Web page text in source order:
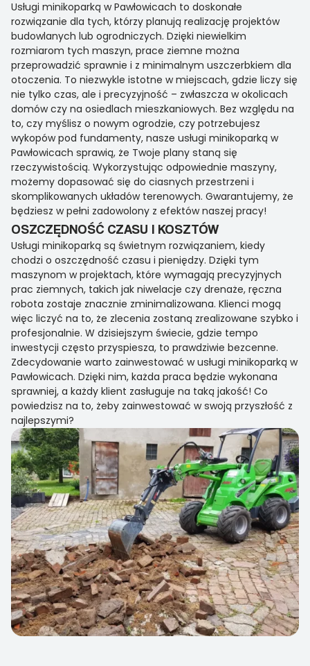
Usługi minikoparką w Pawłowicach to doskonałe
rozwiązanie dla tych, którzy planują realizację projektów
budowlanych lub ogrodniczych. Dzięki niewielkim
rozmiarom tych maszyn, prace ziemne można
przeprowadzić sprawnie i z minimalnym uszczerbkiem dla
otoczenia. To niezwykle istotne w miejscach, gdzie liczy się
nie tylko czas, ale i precyzyjność – zwłaszcza w okolicach
domów czy na osiedlach mieszkaniowych. Bez względu na
to, czy myślisz o nowym ogrodzie, czy potrzebujesz
wykopów pod fundamenty, nasze usługi minikoparką w
Pawłowicach sprawią, że Twoje plany staną się
rzeczywistością. Wykorzystując odpowiednie maszyny,
możemy dopasować się do ciasnych przestrzeni i
skomplikowanych układów terenowych. Gwarantujemy, że
będziesz w pełni zadowolony z efektów naszej pracy!
OSZCZĘDNOŚĆ CZASU I KOSZTÓW
Usługi minikoparką są świetnym rozwiązaniem, kiedy
chodzi o oszczędność czasu i pieniędzy. Dzięki tym
maszynom w projektach, które wymagają precyzyjnych
prac ziemnych, takich jak niwelacje czy drenaże, ręczna
robota zostaje znacznie zminimalizowana. Klienci mogą
więc liczyć na to, że zlecenia zostaną zrealizowane szybko i
profesjonalnie. W dzisiejszym świecie, gdzie tempo
inwestycji często przyspiesza, to prawdziwie bezcenne.
Zdecydowanie warto zainwestować w usługi minikoparką w
Pawłowicach. Dzięki nim, każda praca będzie wykonana
sprawniej, a każdy klient zasługuje na taką jakość! Co
powiedzisz na to, żeby zainwestować w swoją przyszłość z
najlepszymi?